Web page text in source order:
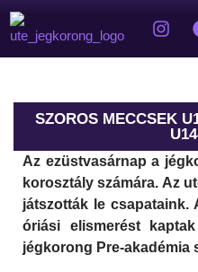
SZOROS MECCSEK
Az ezüstvasárnap a
korosztály számára. Az
játszották le csapataink.
óriási elismerést
jégkorong Pre-akadémia